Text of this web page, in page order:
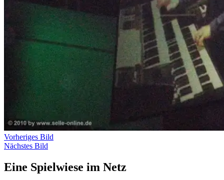
Vorheriges Bild
Nächstes Bild
Eine Spielwiese im Netz